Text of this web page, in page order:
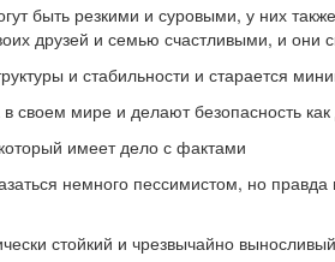
быть резкими и суровыми, у них
друзей и семью счастливыми, и они
и стабильности и старается
своем мире и делают безопасность
имеет дело с фактами
немного пессимистом, но
стойкий и чрезвычайно выносливый